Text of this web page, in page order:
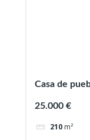
Casa de
25.000 €
210 m²